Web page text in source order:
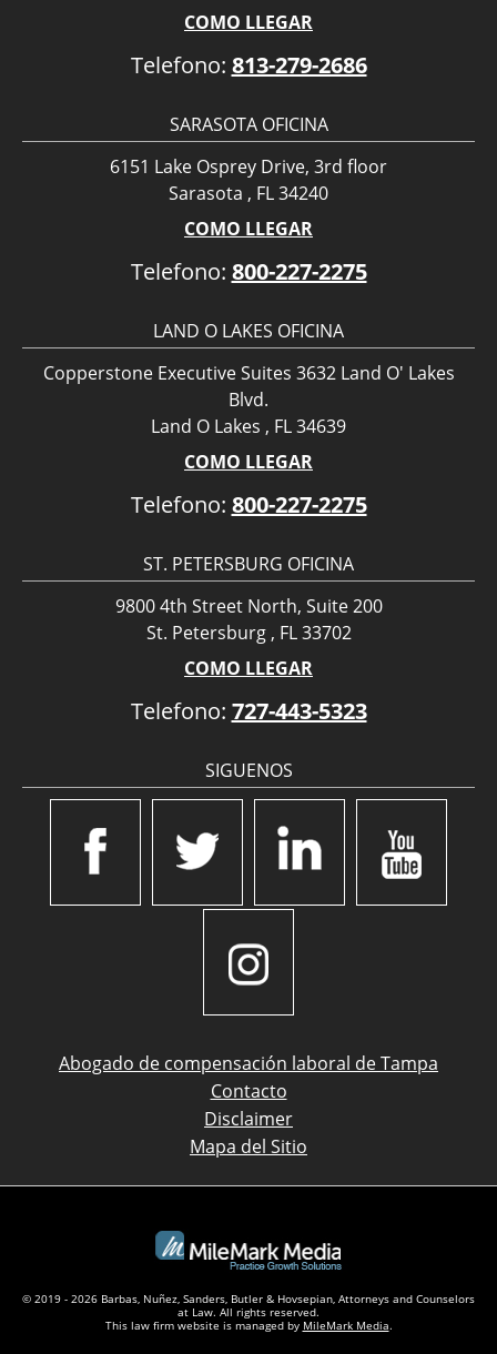
COMO LLEGAR
Telefono: 813-279-2686
SARASOTA OFICINA
6151 Lake Osprey Drive, 3rd floor
Sarasota , FL 34240
COMO LLEGAR
Telefono: 800-227-2275
LAND O LAKES OFICINA
Copperstone Executive Suites 3632 Land O' Lakes
Blvd.
Land O Lakes , FL 34639
COMO LLEGAR
Telefono: 800-227-2275
ST. PETERSBURG OFICINA
9800 4th Street North, Suite 200
St. Petersburg , FL 33702
COMO LLEGAR
Telefono: 727-443-5323
SIGUENOS
Abogado de compensación laboral de Tampa
Contacto
Disclaimer
Mapa del Sitio
© 2019 - 2026 Barbas, Nuñez, Sanders, Butler & Hovsepian, Attorneys and Counselors
at Law. All rights reserved.
This law firm website is managed by MileMark Media.